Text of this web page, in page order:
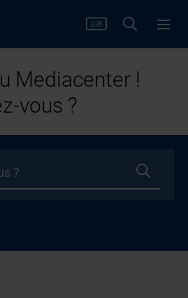
Mediacenter !
vous ?